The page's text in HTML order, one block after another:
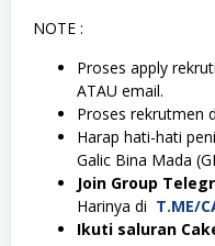
NOTE :
Proses apply
ATAU email.
Proses rekrutmen
Harap hati-hati
Galic Bina Mada
Join Group
Harinya di T.ME/
Ikuti saluran